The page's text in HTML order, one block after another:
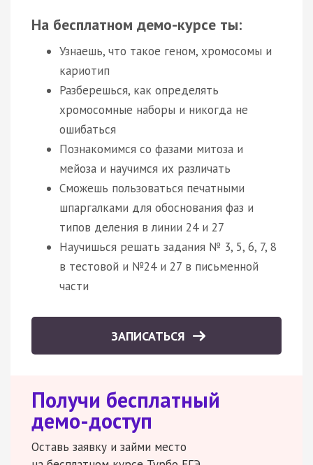
На бесплатном демо-курсе ты:
Узнаешь, что такое геном, хромосомы и
кариотип
Разберешься, как определять
хромосомные наборы и никогда не
ошибаться
Познакомимся со фазами митоза и
мейоза и научимся их различать
Сможешь пользоваться печатными
шпаргалками для обоснования фаз и
типов деления в линии 24 и 27
Научишься решать задания № 3, 5, 6, 7, 8
в тестовой и №24 и 27 в письменной
части
ЗАПИСАТЬСЯ
Получи бесплатный
демо-доступ
Оставь заявку и займи место